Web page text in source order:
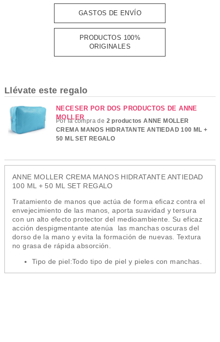
GASTOS DE ENVÍO
PRODUCTOS 100%
ORIGINALES
Llévate este regalo
NECESER POR DOS PRODUCTOS DE ANNE
MOLLER
Por la compra de 2 productos ANNE MOLLER
CREMA MANOS HIDRATANTE ANTIEDAD 100 ML +
50 ML SET REGALO
ANNE MOLLER CREMA MANOS HIDRATANTE ANTIEDAD
100 ML + 50 ML SET REGALO
Tratamiento de manos que actúa de forma eficaz contra el
envejecimiento de las manos, aporta suavidad y tersura
con un alto efecto protector del medioambiente. Su eficaz
acción despigmentante atenúa las manchas oscuras del
dorso de la mano y evita la formación de nuevas. Textura
no grasa de rápida absorción.
Tipo de piel:Todo tipo de piel y pieles con manchas.